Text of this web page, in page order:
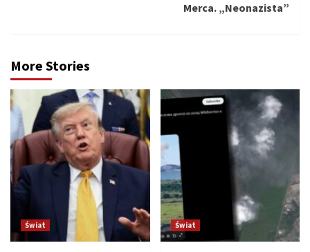
Merca. „Neonazista”
More Stories
Świat Świat